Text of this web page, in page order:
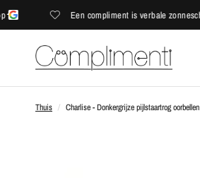
Een compliment is verbale zonneschijn
Thuis / Charlise - Donkergrijze pijlstaartrog oorbellen